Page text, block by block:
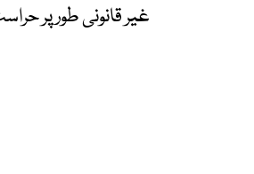
غیر قانونی طور پر